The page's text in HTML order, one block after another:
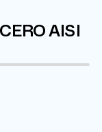
AISI